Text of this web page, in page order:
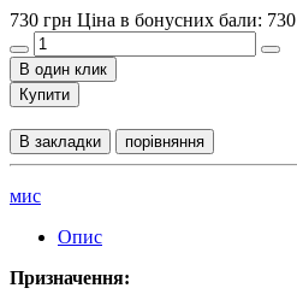
730 грн Ціна в бонусних бали: 730
В один клик
Купити
В закладки порівняння
мис
Опис
Призначення: